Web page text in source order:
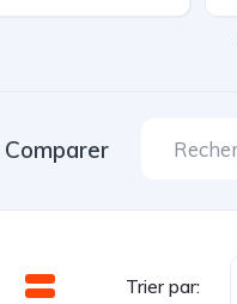
Comparer
Trier par: